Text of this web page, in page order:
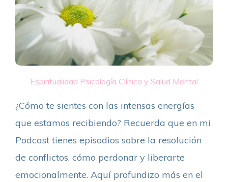
Espiritualidad Psicología Clínica y Salud Mental
¿Cómo te sientes con las intensas energías
que estamos recibiendo? Recuerda que en mi
Podcast tienes episodios sobre la resolución
de conflictos, cómo perdonar y liberarte
emocionalmente. Aquí profundizo más en el